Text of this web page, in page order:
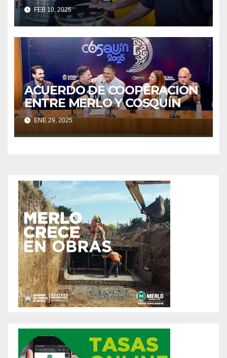
FEB 10, 2025
ACUERDO DE COOPERACIÓN
ENTRE MERLO Y COSQUÍN
ENE 29, 2025